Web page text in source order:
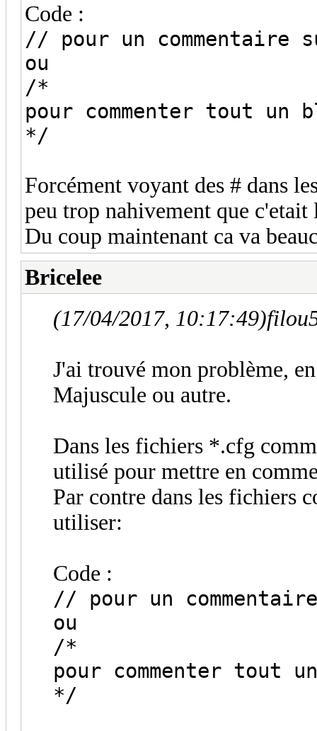
Code :
// pour un commentaire
ou
/*
pour commenter tout un
*/
Forcément voyant des # dans
peu trop nahivement que
Du coup maintenant ca va
Bricelee
(17/04/2017, 10:17:49)
J'ai trouvé mon problème,
Majuscule ou autre.
Dans les fichiers *.cfg
utilisé pour mettre en
Par contre dans les fichiers
utiliser:
Code :
// pour un
ou
/*
pour commenter tout
*/